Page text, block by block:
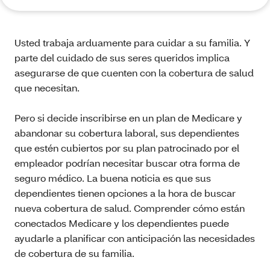
Usted trabaja arduamente para cuidar a su familia. Y
parte del cuidado de sus seres queridos implica
asegurarse de que cuenten con la cobertura de salud
que necesitan.
Pero si decide inscribirse en un plan de Medicare y
abandonar su cobertura laboral, sus dependientes
que estén cubiertos por su plan patrocinado por el
empleador podrían necesitar buscar otra forma de
seguro médico. La buena noticia es que sus
dependientes tienen opciones a la hora de buscar
nueva cobertura de salud. Comprender cómo están
conectados Medicare y los dependientes puede
ayudarle a planificar con anticipación las necesidades
de cobertura de su familia.